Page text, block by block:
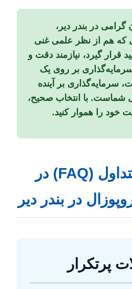
در بندر دیر،
که هم از نظر علمی غنی
قرار گیرد، نیازمند دقت و
بر روی یک
سرمایه‌گذاری بر آینده
شماست. با انتخاب صحیح،
خود را هموار کنید.
پرسش‌های متداول (FAQ) در
در بندر دیر
پرتکرار